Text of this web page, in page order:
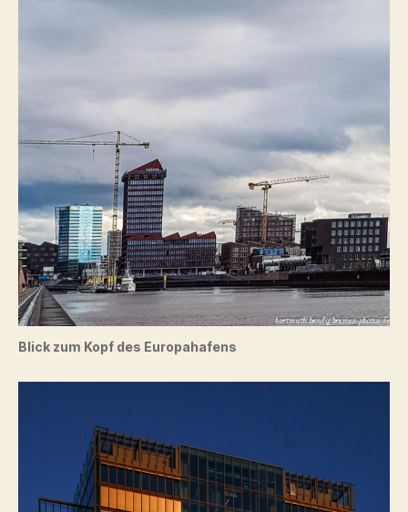
Blick zum Kopf des Europahafens